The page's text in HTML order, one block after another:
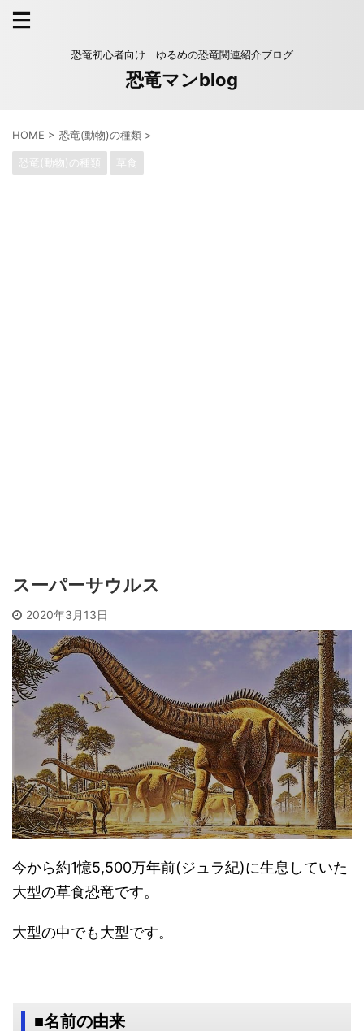
恐竜初心者向け ゆるめの恐竜関連紹介ブログ
恐竜マンblog
HOME > 恐竜(動物)の種類 >
恐竜(動物)の種類 草食
スーパーサウルス
2020年3月13日
今から約1憶5,500万年前(ジュラ紀)に生息していた
大型の草食恐竜です。
大型の中でも大型です。
■名前の由来